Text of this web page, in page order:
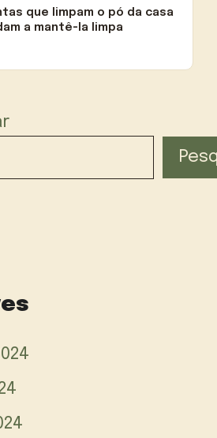
que limpam o pó da casa
a mantê-la limpa